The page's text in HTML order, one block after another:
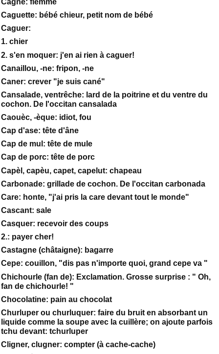
Cagne: flemme
Caguette: bébé chieur, petit nom de bébé
Caguer:
1. chier
2. s'en moquer: j'en ai rien à caguer!
Canaillou, -ne: fripon, -ne
Caner: crever "je suis cané"
Cansalade, ventrêche: lard de la poitrine et du ventre du
cochon. De l'occitan cansalada
Caouèc, -èque: idiot, fou
Cap d'ase: tête d'âne
Cap de mul: tête de mule
Cap de porc: tête de porc
Capèl, capèu, capet, capelut: chapeau
Carbonade: grillade de cochon. De l'occitan carbonada
Care: honte, "j'ai pris la care devant tout le monde"
Cascant: sale
Casquer: recevoir des coups
2.: payer cher!
Castagne (châtaigne): bagarre
Cepe: couillon, "dis pas n'importe quoi, grand cepe va "
Chichourle (fan de): Exclamation. Grosse surprise : " Oh,
fan de chichourle! "
Chocolatine: pain au chocolat
Churluper ou churluquer: faire du bruit en absorbant un
liquide comme la soupe avec la cuillère; on ajoute parfois
tchu devant: tchurluper
Cligner, clugner: compter (à cache-cache)